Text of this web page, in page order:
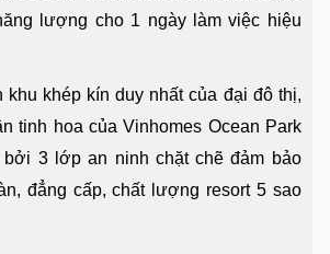
lượng cho 1 ngày làm việc hiệu
khép kín duy nhất của đại đô thị,
tinh hoa của Vinhomes Ocean Park
3 lớp an ninh chặt chẽ đảm bảo
đẳng cấp, chất lượng resort 5 sao